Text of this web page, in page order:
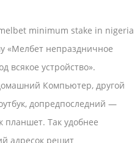
«Мелбет непраздничное
всякое устройство».
Компьютер, другой
допредпоследний —
планшет. Так удобнее
адресок решит